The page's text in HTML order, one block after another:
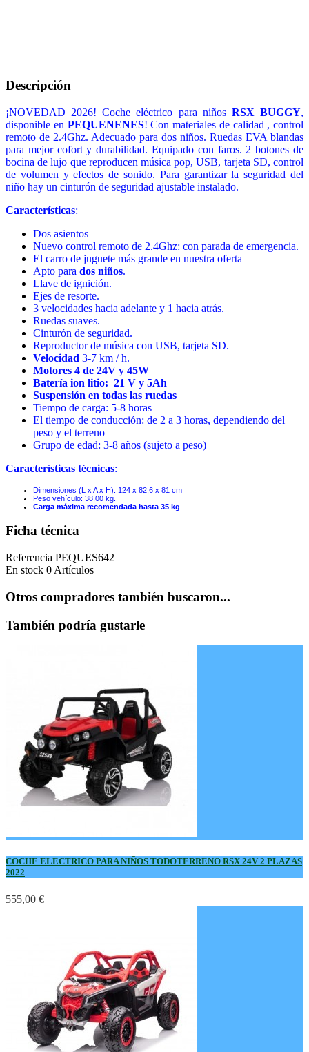
Descripción
¡NOVEDAD 2026! Coche eléctrico para niños RSX BUGGY,
disponible en PEQUENENES! Con materiales de calidad , control
remoto de 2.4Ghz. Adecuado para dos niños. Ruedas EVA blandas
para mejor cofort y durabilidad. Equipado con faros. 2 botones de
bocina de lujo que reproducen música pop, USB, tarjeta SD, control
de volumen y efectos de sonido. Para garantizar la seguridad del
niño hay un cinturón de seguridad ajustable instalado.
Características:
Dos asientos
Nuevo control remoto de 2.4Ghz: con parada de emergencia.
El carro de juguete más grande en nuestra oferta
Apto para dos niños.
Llave de ignición.
Ejes de resorte.
3 velocidades hacia adelante y 1 hacia atrás.
Ruedas suaves.
Cinturón de seguridad.
Reproductor de música con USB, tarjeta SD.
Velocidad 3-7 km / h.
Motores 4 de 24V y 45W
Batería ion litio: 21 V y 5Ah
Suspensión en todas las ruedas
Tiempo de carga: 5-8 horas
El tiempo de conducción: de 2 a 3 horas, dependiendo del
peso y el terreno
Grupo de edad: 3-8 años (sujeto a peso)
Características técnicas:
Dimensiones (L x A x H): 124 x 82,6 x 81 cm
Peso vehículo: 38,00 kg.
Carga máxima recomendada hasta 35 kg
Ficha técnica
Referencia PEQUES642
En stock 0 Artículos
Otros compradores también buscaron...
También podría gustarle
COCHE ELECTRICO PARA NIÑOS TODOTERRENO RSX 24V 2 PLAZAS
2022
555,00 €